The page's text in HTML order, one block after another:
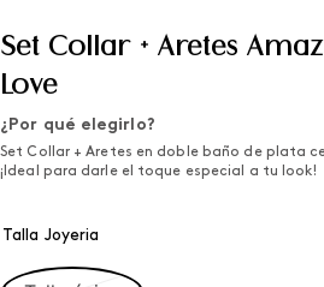
Set Collar + Aretes
Love
¿Por qué elegirlo?
Set Collar + Aretes en doble baño de plata
¡Ideal para darle el toque especial a tu look!
Talla Joyeria